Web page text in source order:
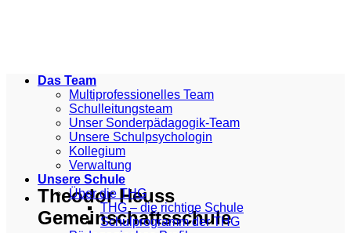
Theodor Heuss
Gemeinschaftsschule
Das Team
Multiprofessionelles Team
Schulleitungsteam
Unser Sonderpädagogik-Team
Unsere Schulpsychologin
Kollegium
Verwaltung
Unsere Schule
Über die THG
THG – die richtige Schule
Schulprogramm der THG